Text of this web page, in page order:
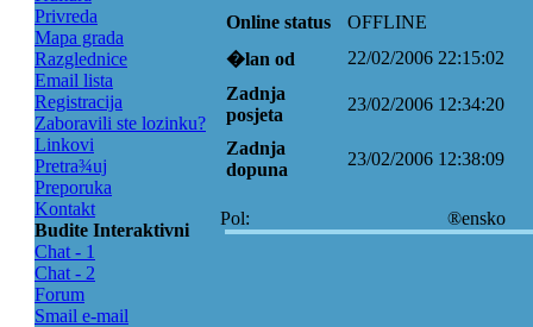
Privreda
Mapa grada
Razglednice
Email lista
Registracija
Zaboravili ste lozinku?
Linkovi
Pretra¾uj
Preporuka
Kontakt
Budite Interaktivni
Chat - 1
Chat - 2
Forum
Smail e-mail
Online status
OFFLINE
�lan od
22/02/2006 22:15:02
Zadnja
posjeta
23/02/2006 12:34:20
Zadnja
dopuna
23/02/2006 12:38:09
Pol: ®ensko